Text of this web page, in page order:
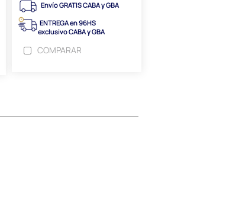
Envío GRATIS CABA y GBA
ENTREGA en 96HS
exclusivo CABA y GBA
COMPARAR